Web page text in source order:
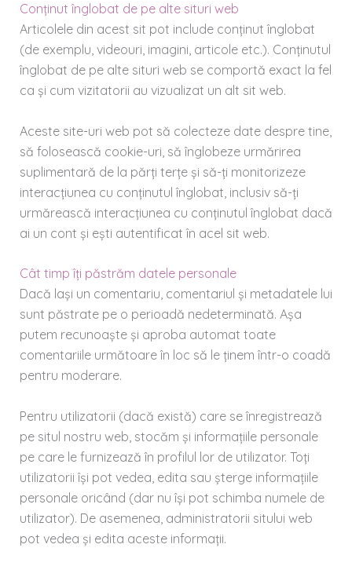
Conținut înglobat de pe alte situri web
Articolele din acest sit pot include conținut înglobat
(de exemplu, videouri, imagini, articole etc.). Conținutul
înglobat de pe alte situri web se comportă exact la fel
ca și cum vizitatorii au vizualizat un alt sit web.
Aceste site-uri web pot să colecteze date despre tine,
să folosească cookie-uri, să înglobeze urmărirea
suplimentară de la părți terțe și să-ți monitorizeze
interacțiunea cu conținutul înglobat, inclusiv să-ți
urmărească interacțiunea cu conținutul înglobat dacă
ai un cont și ești autentificat în acel sit web.
Cât timp îți păstrăm datele personale
Dacă lași un comentariu, comentariul și metadatele lui
sunt păstrate pe o perioadă nedeterminată. Așa
putem recunoaște și aproba automat toate
comentariile următoare în loc să le ținem într-o coadă
pentru moderare.
Pentru utilizatorii (dacă există) care se înregistrează
pe situl nostru web, stocăm și informațiile personale
pe care le furnizează în profilul lor de utilizator. Toți
utilizatorii își pot vedea, edita sau șterge informațiile
personale oricând (dar nu își pot schimba numele de
utilizator). De asemenea, administratorii sitului web
pot vedea și edita aceste informații.